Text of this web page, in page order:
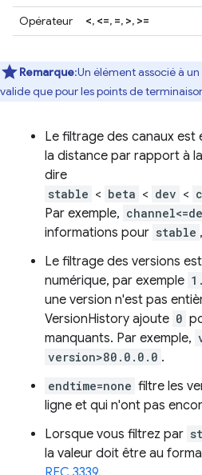
Opérateur
<, <=, =, >, >=
Remarque:Un élément associé à
valide que pour les points de
Le filtrage des canaux
la distance par rapport à
dire
stable < beta < dev <
Par exemple,
informations pour stable ,
Le filtrage des versions
numérique, par exemple
une version n'est pas
VersionHistory ajoute 0
manquants. Par exemple,
version>80.0.0.0 .
endtime=none filtre les
ligne et qui n'ont pas
Lorsque vous filtrez par
la valeur doit être au